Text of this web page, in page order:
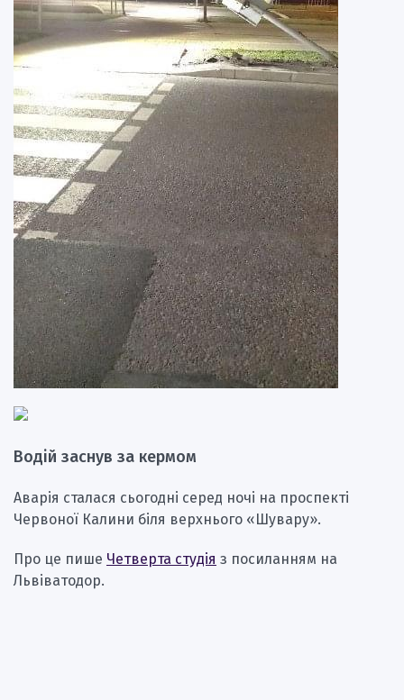
Водій заснув за кермом
Аварія сталася сьогодні серед ночі на проспекті
Червоної Калини біля верхнього «Шувару».
Про це пише Четверта студія з посиланням на
Львіватодор.